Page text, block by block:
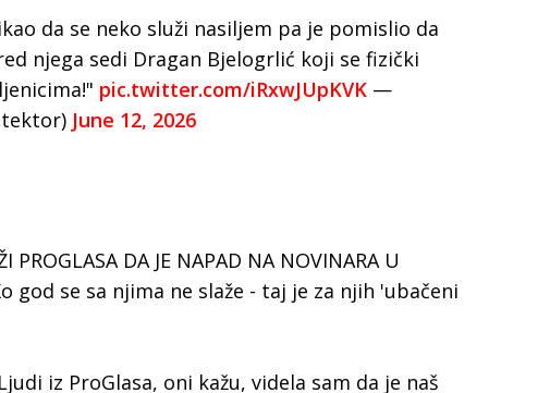
da se neko služi nasiljem pa je pomislio da
njega sedi Dragan Bjelogrlić koji se fizički
pic.twitter.com/iRxwJUpKVK —
June 12, 2026
PROGLASA DA JE NAPAD NA NOVINARA U
god se sa njima ne slaže - taj je za njih 'ubačeni
iz ProGlasa, oni kažu, videla sam da je naš